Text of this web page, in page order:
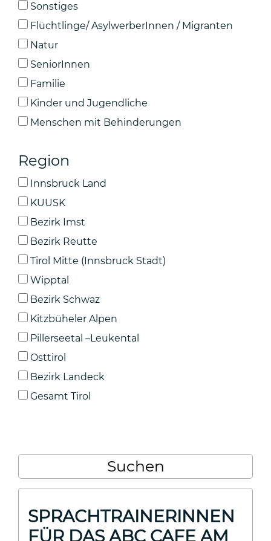
Sonstiges
Flüchtlinge/ AsylwerberInnen / Migranten
Natur
SeniorInnen
Familie
Kinder und Jugendliche
Menschen mit Behinderungen
Region
Innsbruck Land
KUUSK
Bezirk Imst
Bezirk Reutte
Tirol Mitte (Innsbruck Stadt)
Wipptal
Bezirk Schwaz
Kitzbüheler Alpen
Pillerseetal –Leukental
Osttirol
Bezirk Landeck
Gesamt Tirol
SPRACHTRAINERINNEN
FÜR DAS ABC CAFE AM